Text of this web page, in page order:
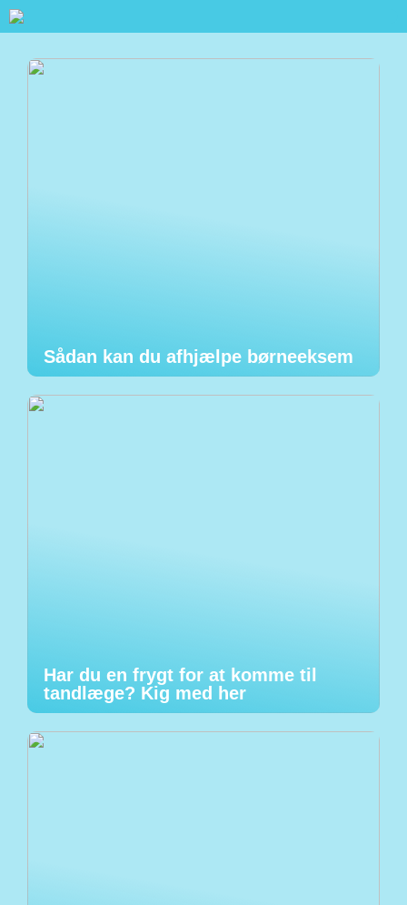
Sådan kan du afhjælpe børneeksem
Har du en frygt for at komme til
tandlæge? Kig med her